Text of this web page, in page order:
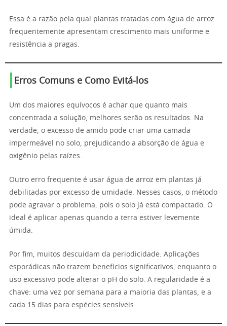
Essa é a razão pela qual plantas tratadas com água de arroz
frequentemente apresentam crescimento mais uniforme e
resistência a pragas.
Erros Comuns e Como Evitá-los
Um dos maiores equívocos é achar que quanto mais
concentrada a solução, melhores serão os resultados. Na
verdade, o excesso de amido pode criar uma camada
impermeável no solo, prejudicando a absorção de água e
oxigênio pelas raízes.
Outro erro frequente é usar água de arroz em plantas já
debilitadas por excesso de umidade. Nesses casos, o método
pode agravar o problema, pois o solo já está compactado. O
ideal é aplicar apenas quando a terra estiver levemente
úmida.
Por fim, muitos descuidam da periodicidade. Aplicações
esporádicas não trazem benefícios significativos, enquanto o
uso excessivo pode alterar o pH do solo. A regularidade é a
chave: uma vez por semana para a maioria das plantas, e a
cada 15 dias para espécies sensíveis.